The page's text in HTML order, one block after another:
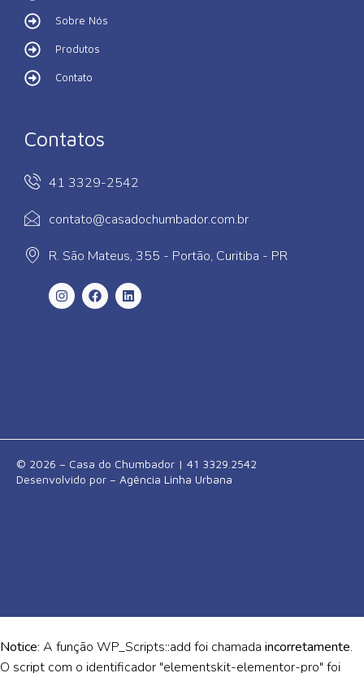
Sobre Nós
Produtos
Contato
Contatos
41 3329-2542
contato@casadochumbador.com.br
R. São Mateus, 355 - Portão, Curitiba - PR
© 2026 – Casa do Chumbador | 41 3329.2542
Desenvolvido por – Agência Linha Urbana
Notice: A função WP_Scripts::add foi chamada incorretamente.
O script com o identificador "elementskit-elementor-pro" foi